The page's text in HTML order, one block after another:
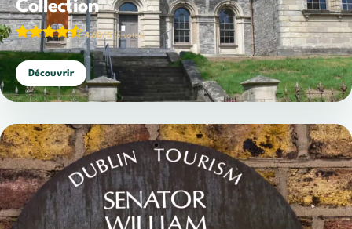
Collection
4,60/5(5 votes)
Découvrir